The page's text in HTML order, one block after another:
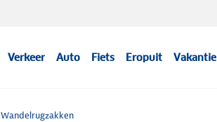
Verkeer Auto Fiets Eropuit Vakantie
Wandelrugzakken